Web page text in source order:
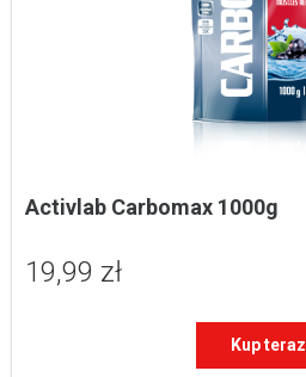
Activlab Carbomax 1000g
19,99 zł
Kup teraz